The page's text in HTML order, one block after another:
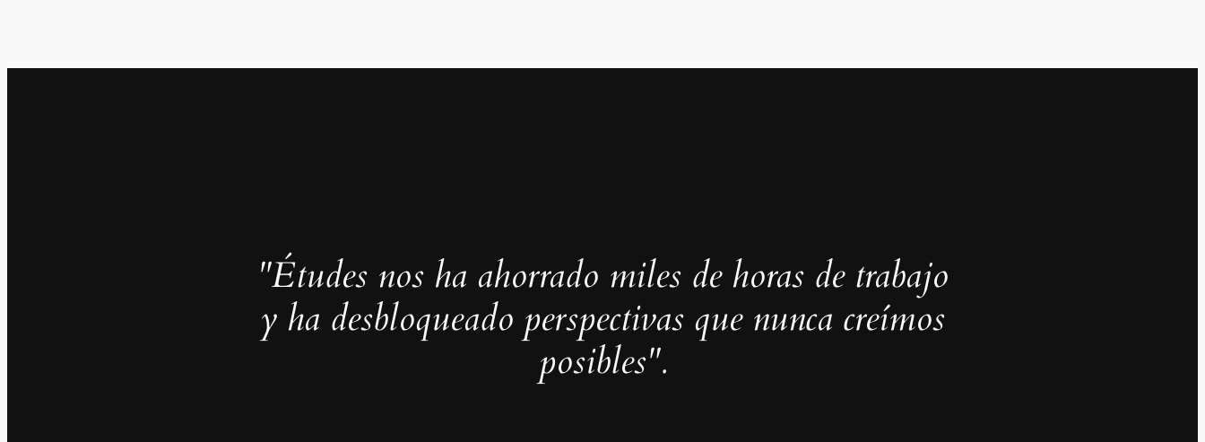
"Études nos ha ahorrado miles de horas de trabajo
y ha desbloqueado perspectivas que nunca creímos
posibles".